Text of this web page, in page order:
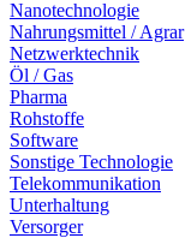
Nanotechnologie
Nahrungsmittel / Agrar
Netzwerktechnik
Öl / Gas
Pharma
Rohstoffe
Software
Sonstige Technologie
Telekommunikation
Unterhaltung
Versorger